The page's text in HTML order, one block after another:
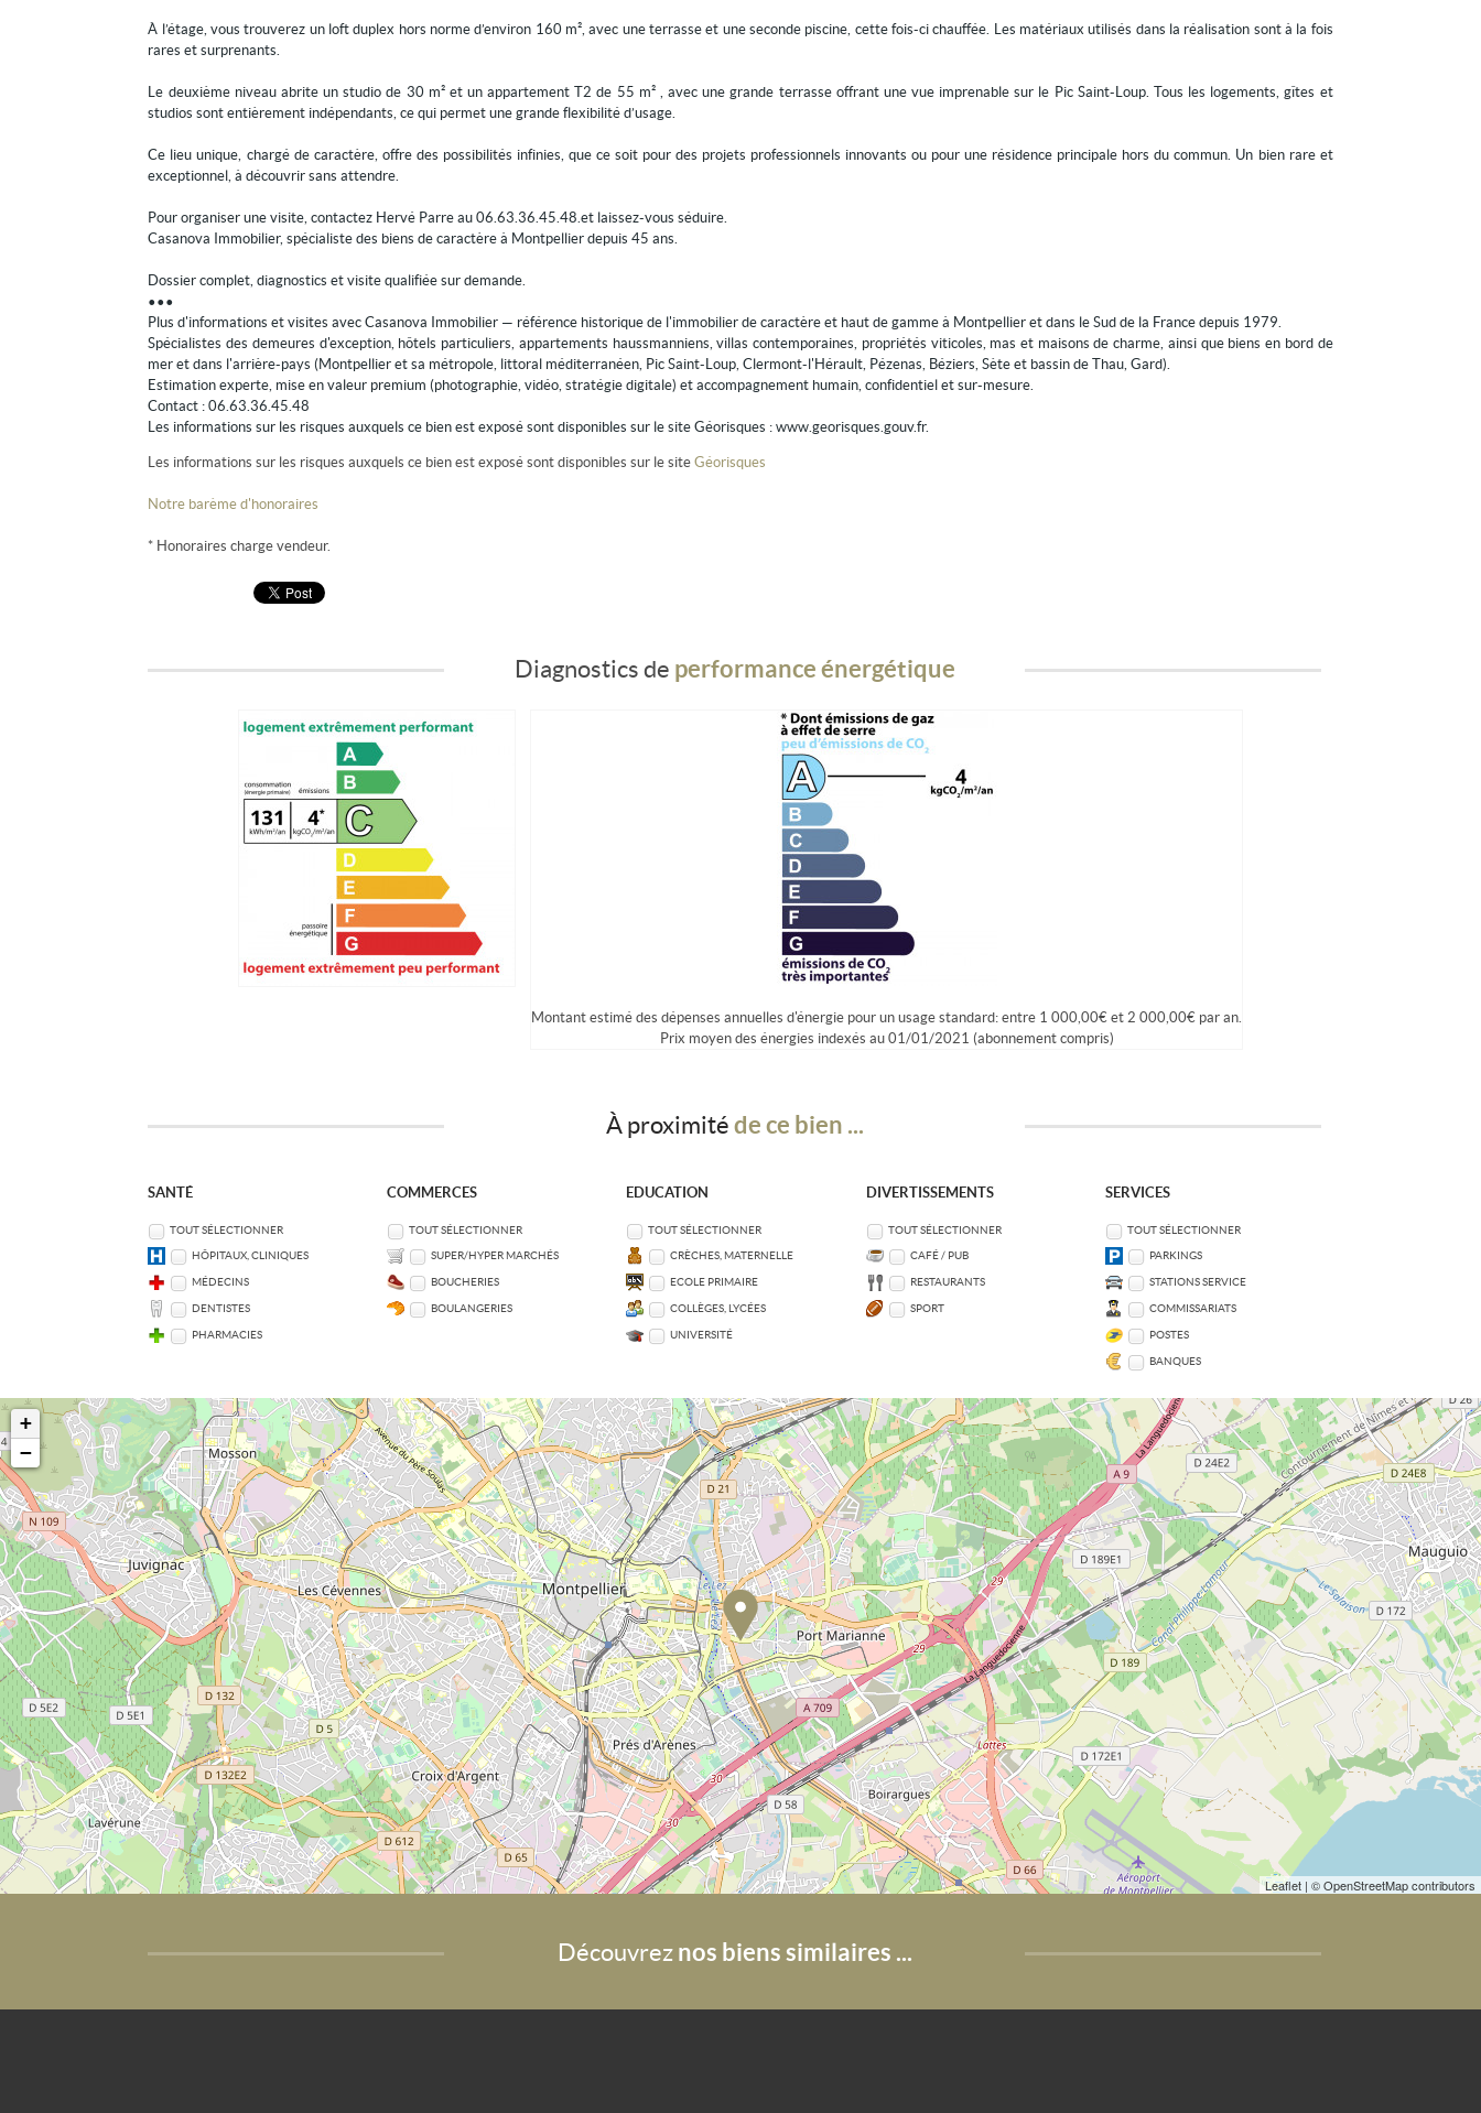
À l’étage, vous trouverez un loft duplex hors norme d’environ 160 m², avec une terrasse et une seconde piscine, cette fois-ci chauffée. Les matériaux utilisés dans la réalisation sont à la fois
rares et surprenants.
Le deuxième niveau abrite un studio de 30 m² et un appartement T2 de 55 m² , avec une grande terrasse offrant une vue imprenable sur le Pic Saint-Loup. Tous les logements, gîtes et
studios sont entièrement indépendants, ce qui permet une grande flexibilité d’usage.
Ce lieu unique, chargé de caractère, offre des possibilités infinies, que ce soit pour des projets professionnels innovants ou pour une résidence principale hors du commun. Un bien rare et
exceptionnel, à découvrir sans attendre.
Pour organiser une visite, contactez Hervé Parre au 06.63.36.45.48.et laissez-vous séduire.
Casanova Immobilier, spécialiste des biens de caractère à Montpellier depuis 45 ans.
Dossier complet, diagnostics et visite qualifiée sur demande.
•••
Plus d'informations et visites avec Casanova Immobilier — référence historique de l'immobilier de caractère et haut de gamme à Montpellier et dans le Sud de la France depuis 1979.
Spécialistes des demeures d'exception, hôtels particuliers, appartements haussmanniens, villas contemporaines, propriétés viticoles, mas et maisons de charme, ainsi que biens en bord de
mer et dans l'arrière-pays (Montpellier et sa métropole, littoral méditerranéen, Pic Saint-Loup, Clermont-l'Hérault, Pézenas, Béziers, Sète et bassin de Thau, Gard).
Estimation experte, mise en valeur premium (photographie, vidéo, stratégie digitale) et accompagnement humain, confidentiel et sur-mesure.
Contact : 06.63.36.45.48
Les informations sur les risques auxquels ce bien est exposé sont disponibles sur le site Géorisques : www.georisques.gouv.fr.
Les informations sur les risques auxquels ce bien est exposé sont disponibles sur le siteGéorisques
Notre barème d'honoraires
* Honoraires charge vendeur.
Diagnostics de performance énergétique
Montant estimé des dépenses annuelles d'énergie pour un usage standard: entre 1 000,00€ et 2 000,00€ par an.
Prix moyen des énergies indexés au 01/01/2021 (abonnement compris)
À proximité de ce bien ...
SANTÉ
TOUT SÉLECTIONNER
HÔPITAUX, CLINIQUES
MÉDECINS
DENTISTES
PHARMACIES
COMMERCES
TOUT SÉLECTIONNER
SUPER/HYPER MARCHÉS
BOUCHERIES
BOULANGERIES
EDUCATION
TOUT SÉLECTIONNER
CRÈCHES, MATERNELLE
ECOLE PRIMAIRE
COLLÈGES, LYCÉES
UNIVERSITÉ
DIVERTISSEMENTS
TOUT SÉLECTIONNER
CAFÉ / PUB
RESTAURANTS
SPORT
SERVICES
TOUT SÉLECTIONNER
PARKINGS
STATIONS SERVICE
COMMISSARIATS
POSTES
BANQUES
+
−
Leaflet | © OpenStreetMap contributors
Découvrez nos biens similaires ...